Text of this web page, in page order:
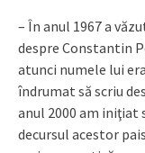
– În anul 1967 a
despre Constantin
atunci numele lui
îndrumat să scriu
anul 2000 am iniţiat
decursul acestor